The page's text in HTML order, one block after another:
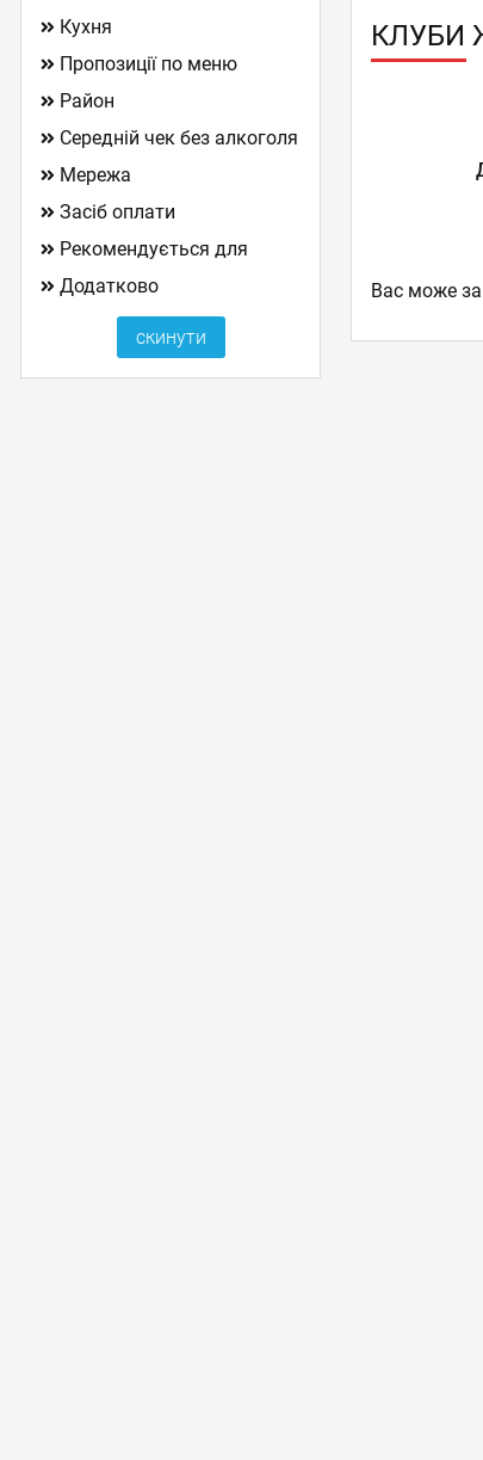
КЛУБИ
Кухня
Пропозиції по меню
Район
Середній чек без алкоголя
Мережа
Засіб оплати
Рекомендується для
Додатково
Вас може